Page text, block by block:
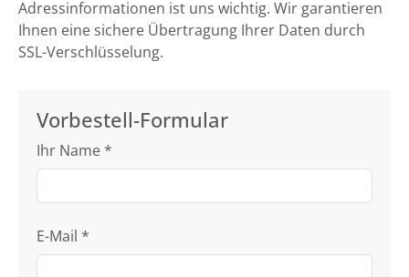
Adressinformationen ist uns wichtig. Wir garantieren
Ihnen eine sichere Übertragung Ihrer Daten durch
SSL-Verschlüsselung.
Vorbestell-Formular
Ihr Name *
E-Mail *